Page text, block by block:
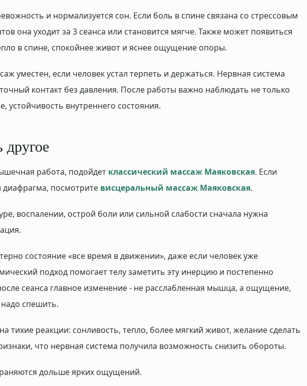
и нормализуется сон. Если боль в спине связана со стрессовым
она уходит за 3 сеанса или становится мягче. Также может появиться
в спине, спокойнее живот и яснее ощущение опоры.
уместен, если человек устал терпеть и держаться. Нервная система
контакт без давления. После работы важно наблюдать не только
устойчивость внутреннего состояния.
другое
работа, подойдет классический массаж Маяковская. Если
диафрагма, посмотрите висцеральный массаж Маяковская.
воспалении, острой боли или сильной слабости сначала нужна
состояние «все время в движении», даже если человек уже
подход помогает телу заметить эту инерцию и постепенно
сеанса главное изменение - не расслабленная мышца, а ощущение,
спешить.
тихие реакции: сонливость, тепло, более мягкий живот, желание сделать
что нервная система получила возможность снизить обороты.
дольше ярких ощущений.